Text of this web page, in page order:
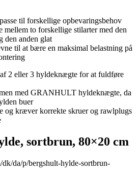
til forskellige opbevaringsbehov
to forskellige stilarter med den
den anden glat
til at bære en maksimal belastning på
2 eller 3 hyldeknægte for at fuldføre
med GRANHULT hyldeknægte, da
buer
og kræver korrekte skruer og rawlplugs
sortbrun, 80×20 cm
da/p/bergshult-hylde-sortbrun-